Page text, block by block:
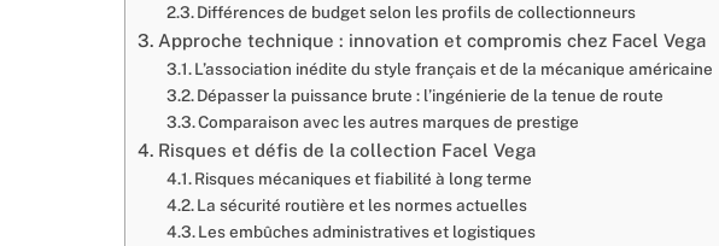
Différences de budget selon les profils de collectionneurs
Approche technique : innovation et compromis chez Facel Vega
L’association inédite du style français et de la mécanique américaine
Dépasser la puissance brute : l’ingénierie de la tenue de route
Comparaison avec les autres marques de prestige
Risques et défis de la collection Facel Vega
Risques mécaniques et fiabilité à long terme
La sécurité routière et les normes actuelles
Les embûches administratives et logistiques